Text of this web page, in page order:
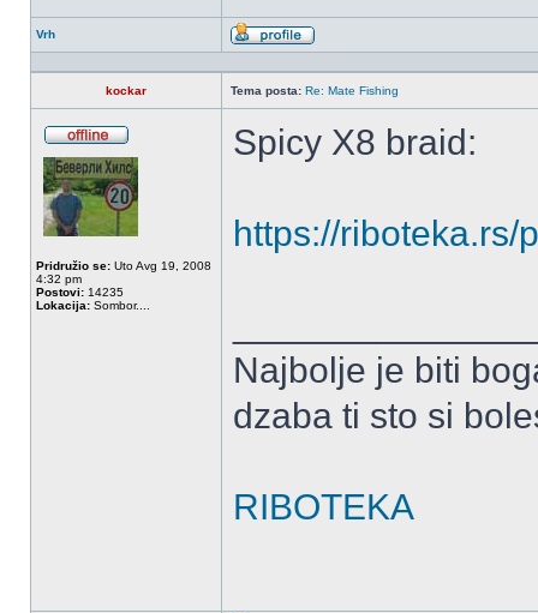
Vrh
Profil
kockar Tema posta: Re: Mate Fishing
Pridružio se: Uto Avg 19, 2008
4:32 pm
Postovi: 14235
Lokacija: Sombor....
Spicy X8 braid:
https://riboteka.rs/
Najbolje je biti
dzaba ti sto si
RIBOTEKA